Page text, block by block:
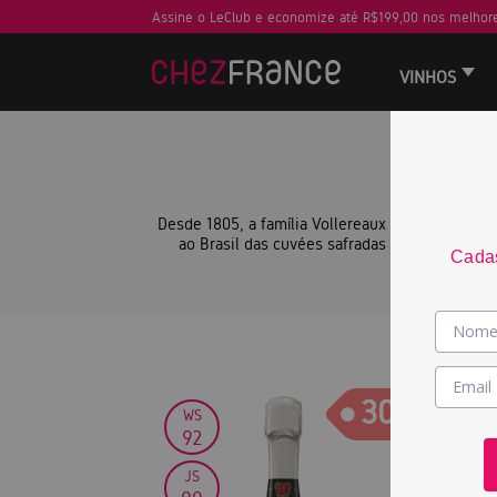
Assine o LeClub e economize até R$199,00 nos
VINHOS
—
Desde 1805, a família Vollereaux cultiva
ao Brasil das cuvées safradas Vollereaux
30
WS
92
JS